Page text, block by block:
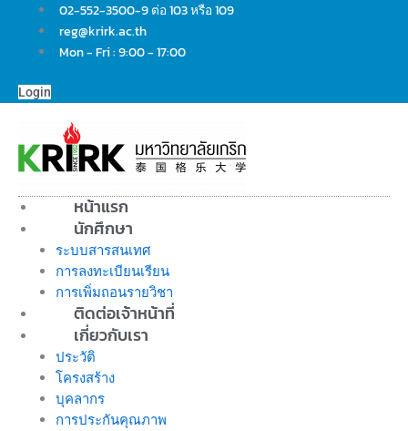
content
02-552-3500-9 ต่อ 103 หรือ 109
reg@krirk.ac.th
Mon - Fri : 9:00 - 17:00
Login
หน้าแรก
นักศึกษา
ระบบสารสนเทศ
การลงทะเบียนเรียน
การเพิ่มถอนรายวิชา
ติดต่อเจ้าหน้าที่
เกี่ยวกับเรา
ประวัติ
โครงสร้าง
บุคลากร
การประกันคุณภาพ